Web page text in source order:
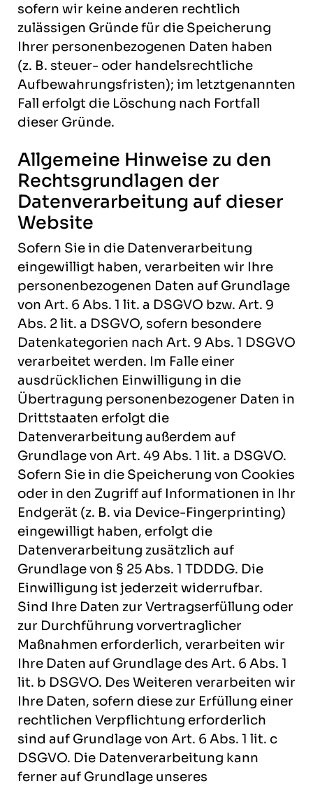
sofern wir keine anderen rechtlich
zulässigen Gründe für die Speicherung
Ihrer personenbezogenen Daten haben
(z. B. steuer- oder handelsrechtliche
Aufbewahrungsfristen); im letztgenannten
Fall erfolgt die Löschung nach Fortfall
dieser Gründe.
Allgemeine Hinweise zu den
Rechtsgrundlagen der
Datenverarbeitung auf dieser
Website
Sofern Sie in die Datenverarbeitung
eingewilligt haben, verarbeiten wir Ihre
personenbezogenen Daten auf Grundlage
von Art. 6 Abs. 1 lit. a DSGVO bzw. Art. 9
Abs. 2 lit. a DSGVO, sofern besondere
Datenkategorien nach Art. 9 Abs. 1 DSGVO
verarbeitet werden. Im Falle einer
ausdrücklichen Einwilligung in die
Übertragung personenbezogener Daten in
Drittstaaten erfolgt die
Datenverarbeitung außerdem auf
Grundlage von Art. 49 Abs. 1 lit. a DSGVO.
Sofern Sie in die Speicherung von Cookies
oder in den Zugriff auf Informationen in Ihr
Endgerät (z. B. via Device-Fingerprinting)
eingewilligt haben, erfolgt die
Datenverarbeitung zusätzlich auf
Grundlage von § 25 Abs. 1 TDDDG. Die
Einwilligung ist jederzeit widerrufbar.
Sind Ihre Daten zur Vertragserfüllung oder
zur Durchführung vorvertraglicher
Maßnahmen erforderlich, verarbeiten wir
Ihre Daten auf Grundlage des Art. 6 Abs. 1
lit. b DSGVO. Des Weiteren verarbeiten wir
Ihre Daten, sofern diese zur Erfüllung einer
rechtlichen Verpflichtung erforderlich
sind auf Grundlage von Art. 6 Abs. 1 lit. c
DSGVO. Die Datenverarbeitung kann
ferner auf Grundlage unseres